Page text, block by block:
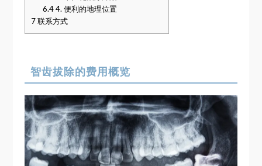
6.44. 便利的地理位置
7联系方式
智齿拔除的费用概览